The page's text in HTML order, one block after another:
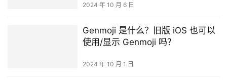
2024 年 10 月 6 日
Genmoji 是什么？旧版 iOS 也可以
使用/显示 Genmoji 吗？
2024 年 10 月 1 日